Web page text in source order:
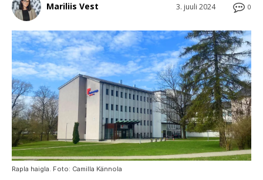
0
3. juuli 2024
Mariliis Vest
Rapla haigla. Foto: Camilla Kännola